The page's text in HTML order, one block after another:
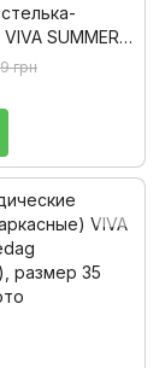
SUMMER
36
грн